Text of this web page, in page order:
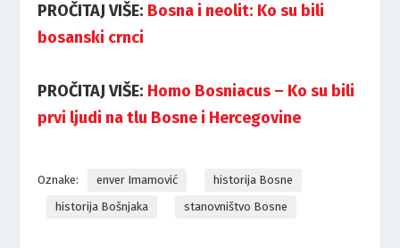
PROČITAJ VIŠE: Bosna i neolit: Ko su bili
bosanski crnci
PROČITAJ VIŠE: Homo Bosniacus – Ko su bili
prvi ljudi na tlu Bosne i Hercegovine
Oznake: enver Imamović
historija Bosne
historija Bošnjaka
stanovništvo Bosne